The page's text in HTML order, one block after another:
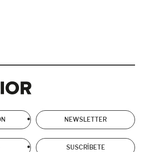
NEWSLETTER
SUSCRÍBETE